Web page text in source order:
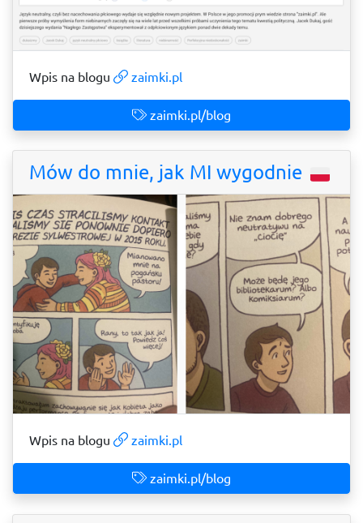
Wpis na blogu zaimki.pl
zaimki.pl/blog
Mów do mnie, jak MI wygodnie
Wpis na blogu zaimki.pl
zaimki.pl/blog